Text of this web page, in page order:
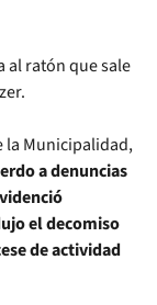
al ratón que sale
la Municipalidad,
a denuncias
el decomiso
de actividad